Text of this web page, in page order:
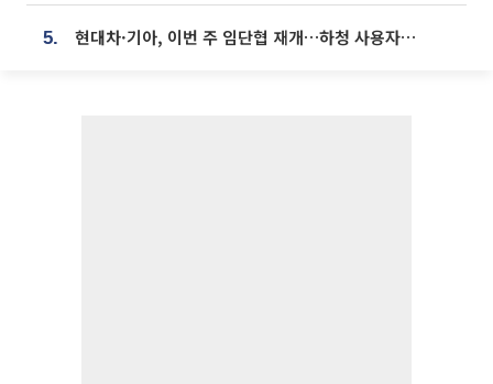
5. 현대차·기아, 이번 주 임단협 재개…하청 사용자성 재심도 ‘변수’